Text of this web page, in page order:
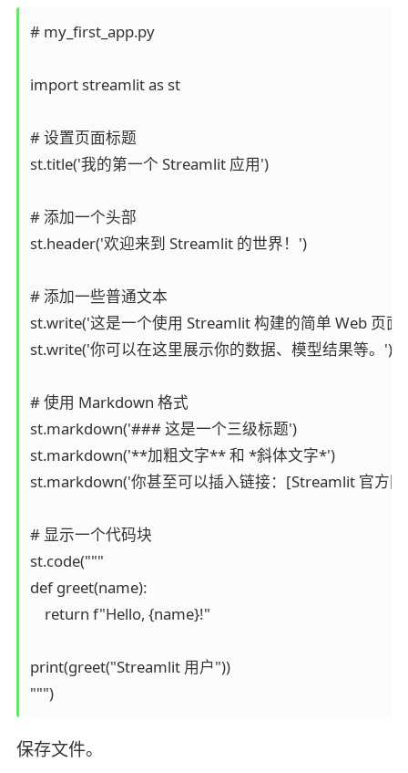
# my_first_app.py
import streamlit as st
# 设置页面标题
st.title('我的第一个 Streamlit 应用')
# 添加一个头部
st.header('欢迎来到 Streamlit 的世界！')
# 添加一些普通文本
st.write('这是一个使用 Streamlit 构建的简单 Web 页面
st.write('你可以在这里展示你的数据、模型结果等。')
# 使用 Markdown 格式
st.markdown('### 这是一个三级标题')
st.markdown('**加粗文字** 和 *斜体文字*')
st.markdown('你甚至可以插入链接：[Streamlit 官方
# 显示一个代码块
st.code("""
def greet(name):
    return f"Hello, {name}!"
print(greet("Streamlit 用户"))
""")
保存文件。